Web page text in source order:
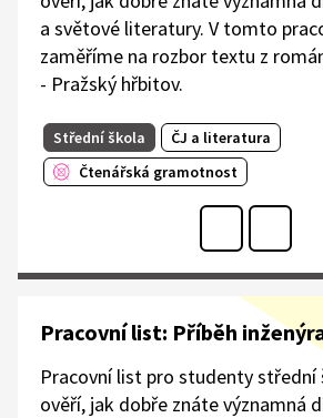
a světové literatury. V tomto
zaměříme na rozbor textu z
- Pražský hřbitov.
Střední škola
ČJ a literatura
Čtenářská gramotnost
Pracovní list: Příběh
Pracovní list pro studenty střední
ověří, jak dobře znáte významná